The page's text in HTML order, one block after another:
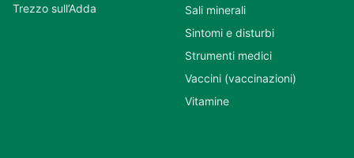
Trezzo sull’Adda
Sali minerali
Sintomi e disturbi
Strumenti medici
Vaccini (vaccinazioni)
Vitamine